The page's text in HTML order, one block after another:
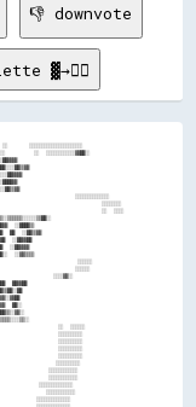
👎 downvote
▓→✊🏽
░░░░░░░░░░░░▓▓██░░
░░████▒▒
██  ░░██▒▒▓▓
██  ░░██▓▓██
░░██▓▓▓▓
░░▓▓▒▒▒▒
░░░░░░
░░░░▓▓░░
██▓▓██
██░░
░░  ░░░░░░
░░░░░░░░░░
░░░░░░░░░░
░░░░░░░░░░░░
░░░░░░░░░░░░
░░░░░░░░░░░░░░
░░░░░░░░░░░░
░░░░░░░░░░░░░░